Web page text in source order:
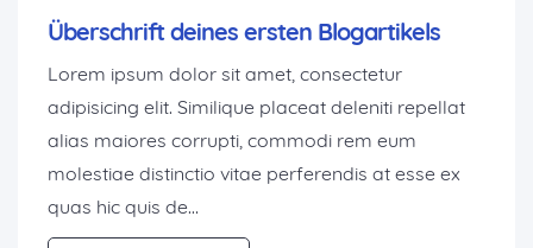
Überschrift deines ersten Blogartikels
Lorem ipsum dolor sit amet, consectetur
adipisicing elit. Similique placeat deleniti repellat
alias maiores corrupti, commodi rem eum
molestiae distinctio vitae perferendis at esse ex
quas hic quis de…